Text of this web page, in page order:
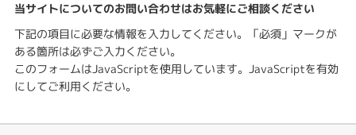
当サイトについてのお問い合わせはお気軽にご相談ください
下記の項目に必要な情報を入力してください。「必須」マークが
ある箇所は必ずご入力ください。
このフォームはJavaScriptを使用しています。JavaScriptを有効
にしてご利用ください。